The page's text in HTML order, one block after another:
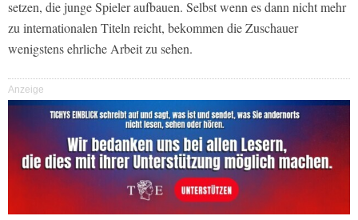
setzen, die junge Spieler aufbauen. Selbst wenn es dann nicht mehr
zu internationalen Titeln reicht, bekommen die Zuschauer
wenigstens ehrliche Arbeit zu sehen.
Anzeige